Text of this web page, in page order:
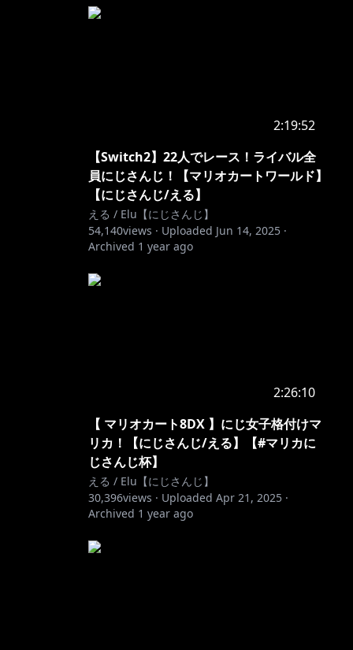
2:19:52
【Switch2】22人でレース！ライバル全
員にじさんじ！【マリオカートワールド】
【にじさんじ/える】
える / Elu【にじさんじ】
54,140views · Uploaded Jun 14, 2025 ·
Archived 1 year ago
2:26:10
【 マリオカート8DX 】にじ女子格付けマ
リカ！【にじさんじ/える】【#マリカに
じさんじ杯】
える / Elu【にじさんじ】
30,396views · Uploaded Apr 21, 2025 ·
Archived 1 year ago